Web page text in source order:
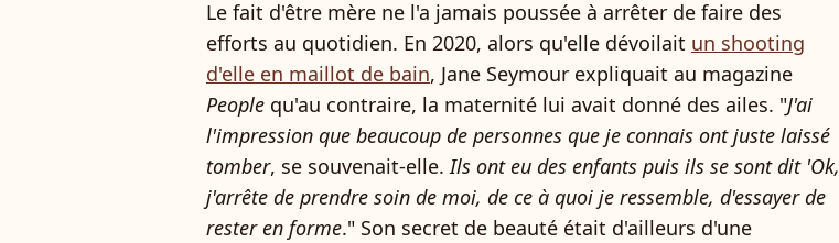
Le fait d'être mère ne l'a jamais poussée à arrêter de faire des
efforts au quotidien. En 2020, alors qu'elle dévoilait un shooting
d'elle en maillot de bain, Jane Seymour expliquait au magazine
People qu'au contraire, la maternité lui avait donné des ailes. "J'ai
l'impression que beaucoup de personnes que je connais ont juste laissé
tomber, se souvenait-elle. Ils ont eu des enfants puis ils se sont dit 'Ok,
j'arrête de prendre soin de moi, de ce à quoi je ressemble, d'essayer de
rester en forme." Son secret de beauté était d'ailleurs d'une